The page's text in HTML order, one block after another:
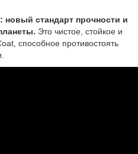
стандарт прочности и
Это чистое, стойкое и
способное противостоять